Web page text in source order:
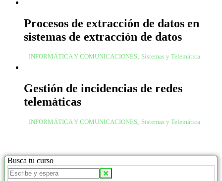
Procesos de extracción de datos en
sistemas de extracción de datos
INFORMÁTICA Y COMUNICACIONES, Sistemas y Telemática
Gestión de incidencias de redes
telemáticas
INFORMÁTICA Y COMUNICACIONES, Sistemas y Telemática
Busca tu curso